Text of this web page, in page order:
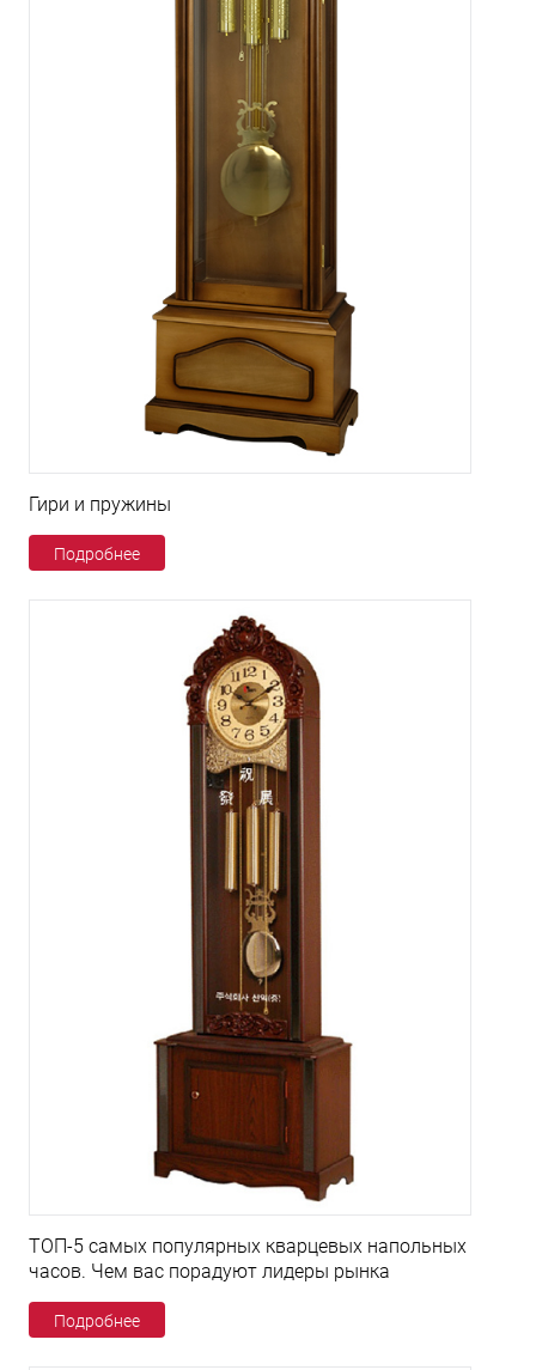
Гири и пружины
Подробнее
ТОП-5 самых популярных кварцевых напольных
часов. Чем вас порадуют лидеры рынка
Подробнее